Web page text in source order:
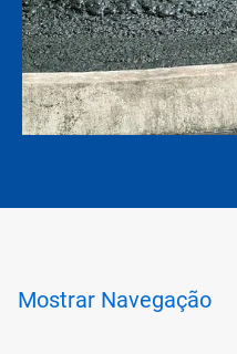
Mostrar Navegação